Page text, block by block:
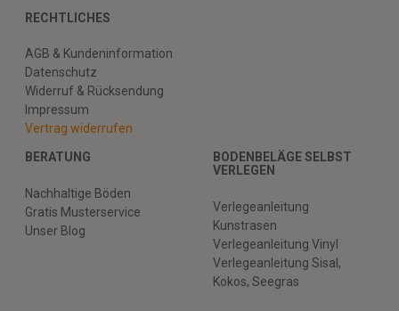
RECHTLICHES
AGB & Kundeninformation
Datenschutz
Widerruf & Rücksendung
Impressum
Vertrag widerrufen
BERATUNG
Nachhaltige Böden
Gratis Musterservice
Unser Blog
BODENBELÄGE SELBST
VERLEGEN
Verlegeanleitung
Kunstrasen
Verlegeanleitung Vinyl
Verlegeanleitung Sisal,
Kokos, Seegras